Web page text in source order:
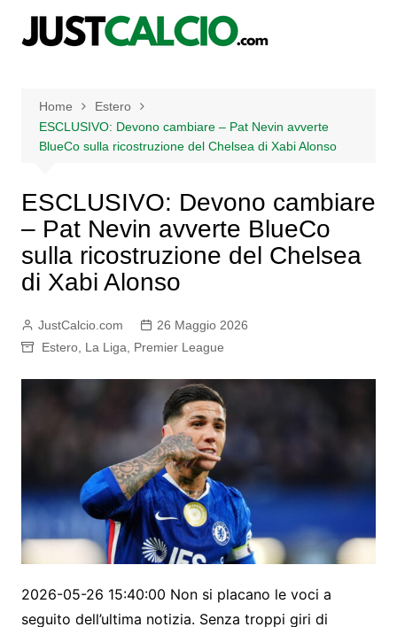
Home
Estero
ESCLUSIVO: Devono cambiare – Pat Nevin avverte
BlueCo sulla ricostruzione del Chelsea di Xabi Alonso
ESCLUSIVO: Devono cambiare
– Pat Nevin avverte BlueCo
sulla ricostruzione del Chelsea
di Xabi Alonso
JustCalcio.com
26 Maggio 2026
Estero, La Liga Premier League
2026-05-26 15:40:00 Non si placano le voci a
seguito dell’ultima notizia. Senza troppi giri di